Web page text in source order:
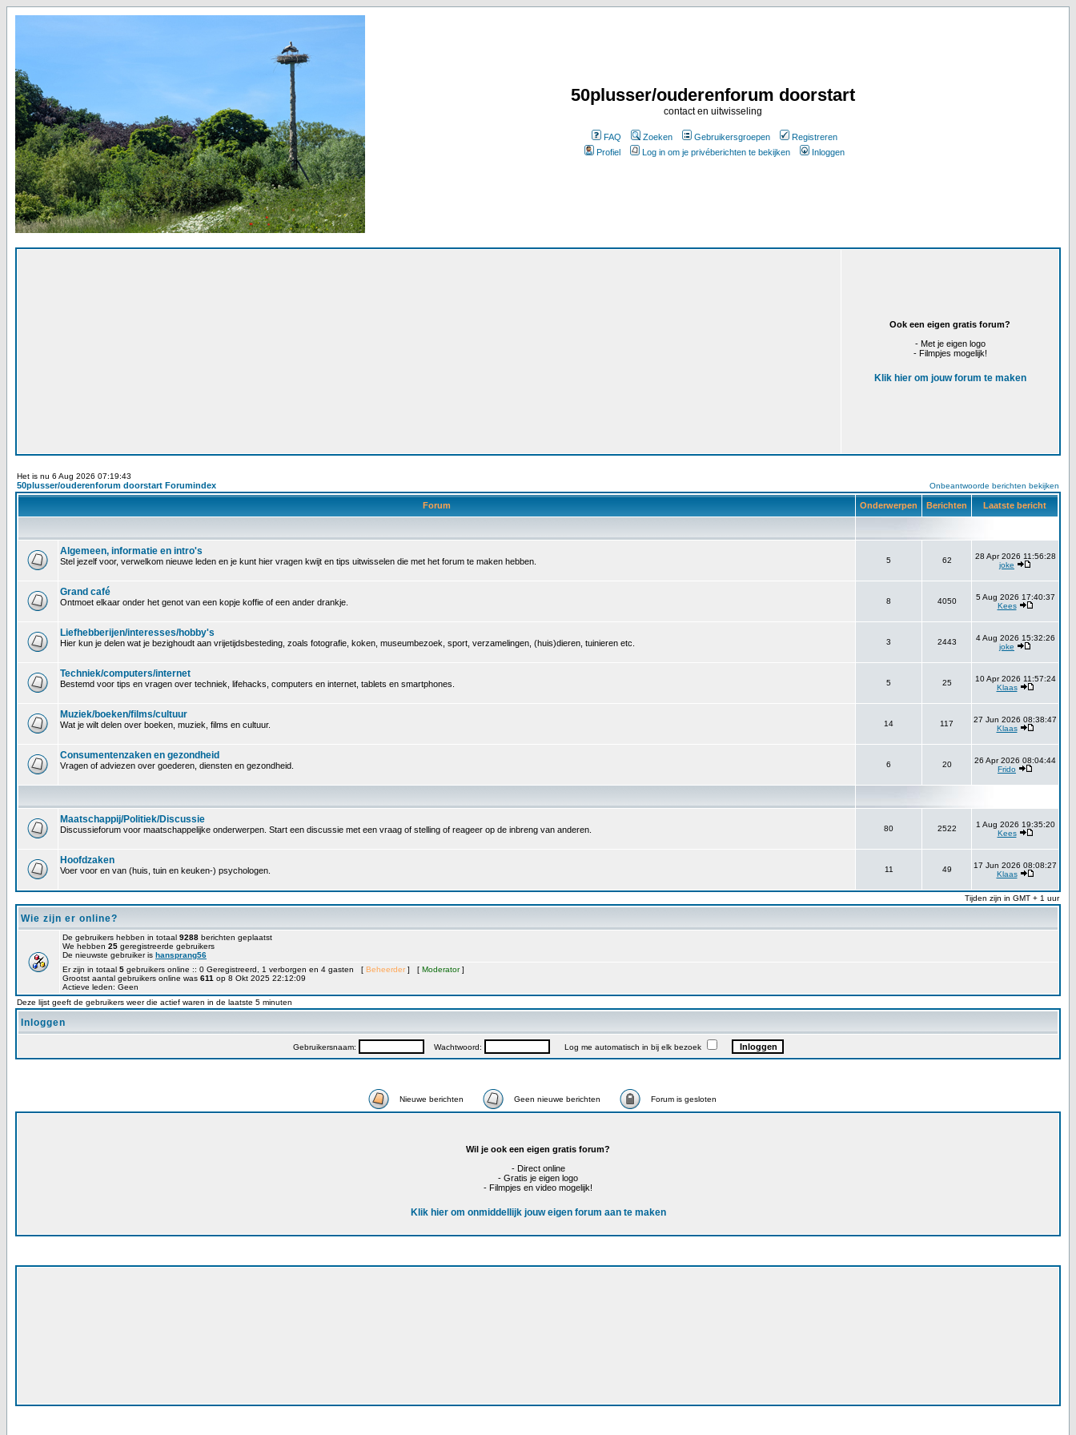
50plusser/ouderenforum doorstart
contact en uitwisseling
FAQ Zoeken Gebruikersgroepen
Registreren
Profiel
Log in om je privéberichten te bekijken Inloggen
Ook een eigen gratis forum?
- Met je eigen logo
- Filmpjes mogelijk!
Klik hier om jouw forum te maken
Het is nu 6 Aug 2026 07:19:43
50plusser/ouderenforum doorstart Forumindex Onbeantwoorde berichten bekijken
Forum Onderwerpen Berichten Laatste bericht
Algemeen, informatie en intro's
Stel jezelf voor, verwelkom nieuwe leden en je kunt hier vragen kwijt en tips uitwisselen die met het forum te maken hebben. 5 62
28 Apr 2026 11:56:28
joke
Grand café
Ontmoet elkaar onder het genot van een kopje koffie of een ander drankje. 8 4050
5 Aug 2026 17:40:37
Kees
Liefhebberijen/interesses/hobby's
Hier kun je delen wat je bezighoudt aan vrijetijdsbesteding, zoals fotografie, koken, museumbezoek, sport, verzamelingen, (huis)dieren, tuinieren etc. 3 2443
4 Aug 2026 15:32:26
joke
Techniek/computers/internet
Bestemd voor tips en vragen over techniek, lifehacks, computers en internet, tablets en smartphones. 5 25
10 Apr 2026 11:57:24
Klaas
Muziek/boeken/films/cultuur
Wat je wilt delen over boeken, muziek, films en cultuur. 14 117
27 Jun 2026 08:38:47
Klaas
Consumentenzaken en gezondheid
Vragen of adviezen over goederen, diensten en gezondheid. 6 20
26 Apr 2026 08:04:44
Frido
Maatschappij/Politiek/Discussie
Discussieforum voor maatschappelijke onderwerpen. Start een discussie met een vraag of stelling of reageer op de inbreng van anderen. 80 2522
1 Aug 2026 19:35:20
Kees
Hoofdzaken
Voer voor en van (huis, tuin en keuken-) psychologen. 11 49
17 Jun 2026 08:08:27
Klaas
Tijden zijn in GMT + 1 uur
Wie zijn er online?
De gebruikers hebben in totaal 9288 berichten geplaatst
We hebben 25 geregistreerde gebruikers
De nieuwste gebruiker is hansprang56
Er zijn in totaal 5 gebruikers online :: 0 Geregistreerd, 1 verborgen en 4 gasten [ Beheerder ] [ Moderator]
Grootst aantal gebruikers online was 611 op 8 Okt 2025 22:12:09
Actieve leden: Geen
Deze lijst geeft de gebruikers weer die actief waren in de laatste 5 minuten
Inloggen
Gebruikersnaam: Wachtwoord: Log me automatisch in bij elk bezoek
Nieuwe berichten Geen nieuwe berichten Forum is gesloten
Wil je ook een eigen gratis forum?
- Direct online
- Gratis je eigen logo
- Filmpjes en video mogelijk!
Klik hier om onmiddellijk jouw eigen forum aan te maken